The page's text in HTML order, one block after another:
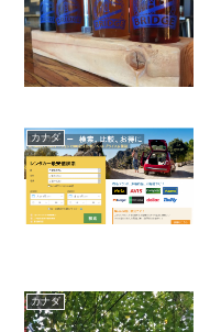
カナダ
カナダ